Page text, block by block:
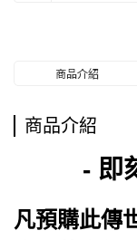
商品介紹
商品介紹
- 即
凡預購此傳